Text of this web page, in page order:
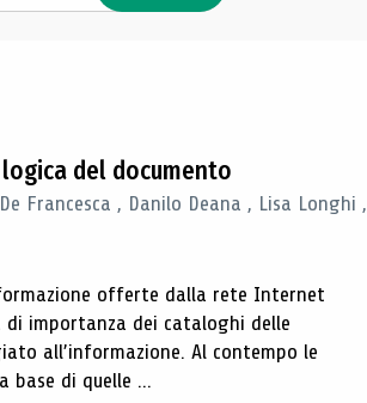
del documento
Francesca , Danilo Deana , Lisa Longhi ,
offerte dalla rete Internet
importanza dei cataloghi delle
all’informazione. Al contempo le
base di quelle ...